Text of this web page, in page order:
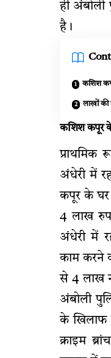
ही
है।
कशिश
लाखों
कशिश कपूर के
प्राथमिक
अंधेरी में
कपूर के घर
4 लाख
अंधेरी में
काम करने
से 4 लाख
अंबोली
के खिलाफ
क्राइम